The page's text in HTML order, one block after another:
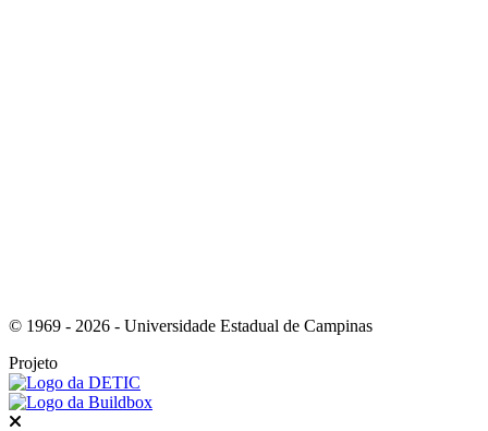
© 1969 - 2026 - Universidade Estadual de Campinas
Projeto